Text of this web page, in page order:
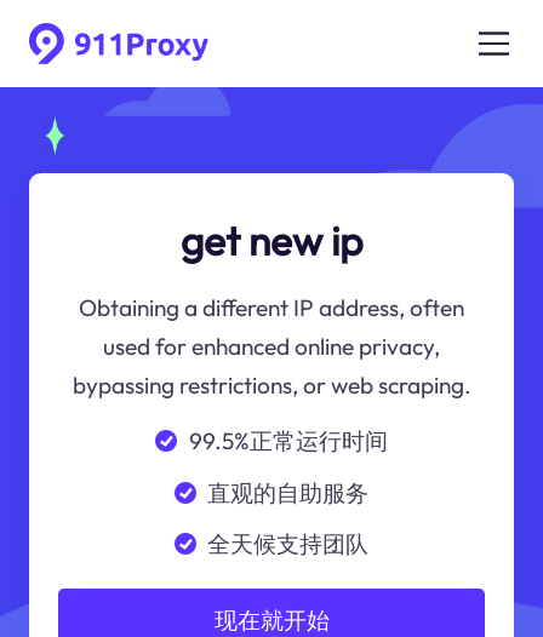
get new ip
Obtaining a different IP address, often
used for enhanced online privacy,
bypassing restrictions, or web scraping.
99.5%正常运行时间
直观的自助服务
全天候支持团队
现在就开始